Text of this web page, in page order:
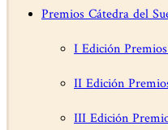
Premios Cátedra del
I Edición
II Edición
III Edición